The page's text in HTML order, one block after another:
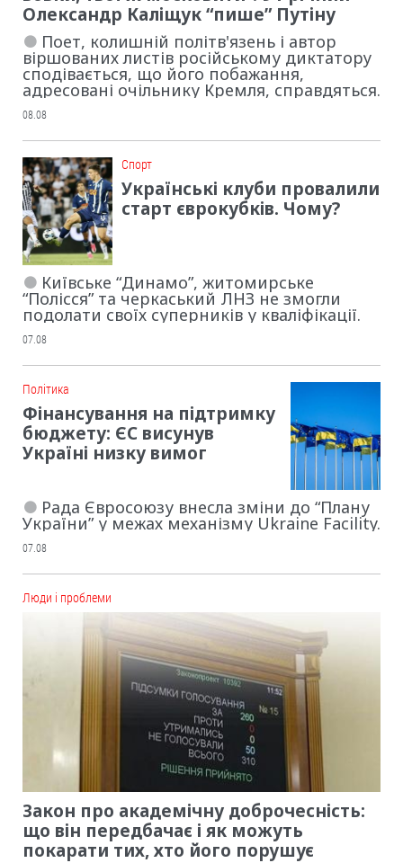
Олександр Каліщук “пише” Путіну
Поет, колишній політв'язень і автор
віршованих листів російському диктатору
сподівається, що його побажання,
адресовані очільнику Кремля, справдяться.
08.08
Cпорт
Українські клуби провалили
старт єврокубків. Чому?
Київське “Динамо”, житомирське
“Полісся” та черкаський ЛНЗ не змогли
подолати своїх суперників у кваліфікації.
07.08
Політика
Фінансування на підтримку
бюджету: ЄС висунув
Україні низку вимог
Рада Євросоюзу внесла зміни до “Плану
України” у межах механізму Ukraine Facility.
07.08
Люди і проблеми
Закон про академічну доброчесність:
що він передбачає і як можуть
покарати тих, хто його порушує